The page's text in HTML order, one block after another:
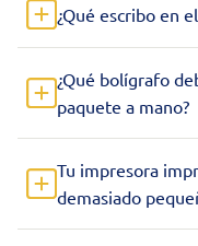
¿Qué escribo en
¿Qué bolígrafo
paquete a mano?
Tu impresora
demasiado